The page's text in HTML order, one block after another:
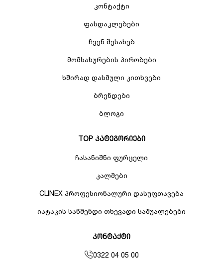
კონტაქტი
ფასდაკლებები
ჩვენ შესახებ
მომსახურების პირობები
ხშირად დასმული კითხვები
ბრენდები
ბლოგი
TOP კატეგორიები
ჩასანიშნი ფურცელი
კალმები
CLINEX პროფესიონალური დასუფთავება
იატაკის საწმენდი თხევადი საშუალებები
კონტაქტი
0322 04 05 00